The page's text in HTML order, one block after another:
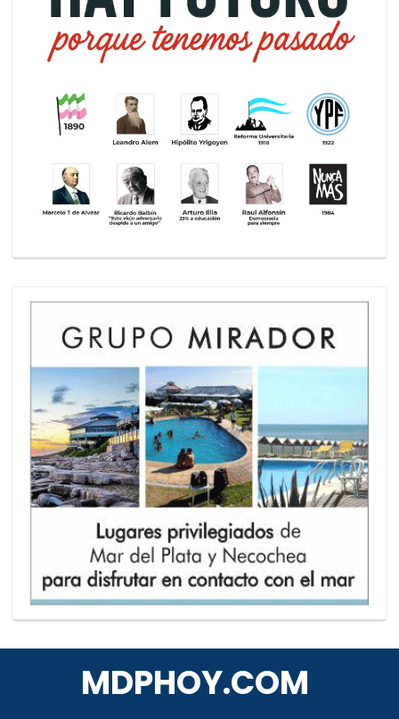
MDPHOY.COM